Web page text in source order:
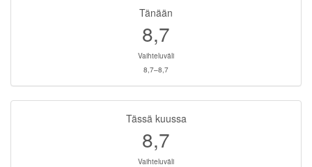
Tänään
8,7
Vaihteluväli
8,7–8,7
Tässä kuussa
8,7
Vaihteluväli